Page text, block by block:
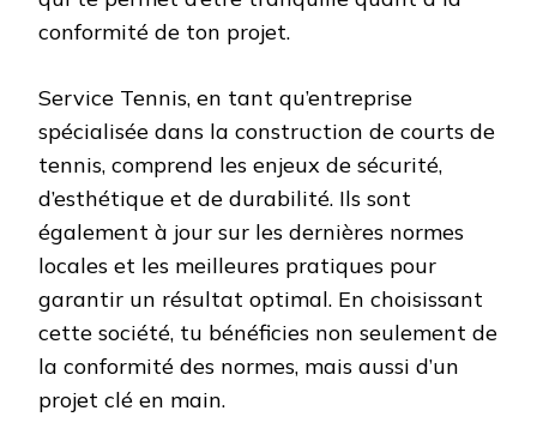
conformité de ton projet.
Service Tennis, en tant qu’entreprise
spécialisée dans la construction de courts de
tennis, comprend les enjeux de sécurité,
d’esthétique et de durabilité. Ils sont
également à jour sur les dernières normes
locales et les meilleures pratiques pour
garantir un résultat optimal. En choisissant
cette société, tu bénéficies non seulement de
la conformité des normes, mais aussi d’un
projet clé en main.